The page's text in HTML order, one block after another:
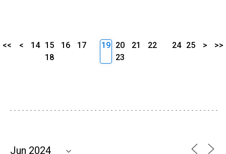
<< < 14 15 16
17
18
19 20 21
22
23
24 25 > >>